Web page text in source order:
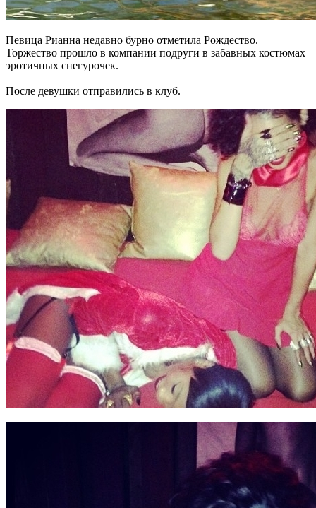
Певица Рианна недавно бурно отметила Рождество.
Торжество прошло в компании подруги в забавных костюмах
эротичных снегурочек.
После девушки отправились в клуб.